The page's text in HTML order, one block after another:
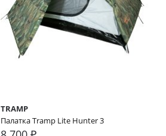
TRAMP
Палатка Tramp Lite Hunter 3